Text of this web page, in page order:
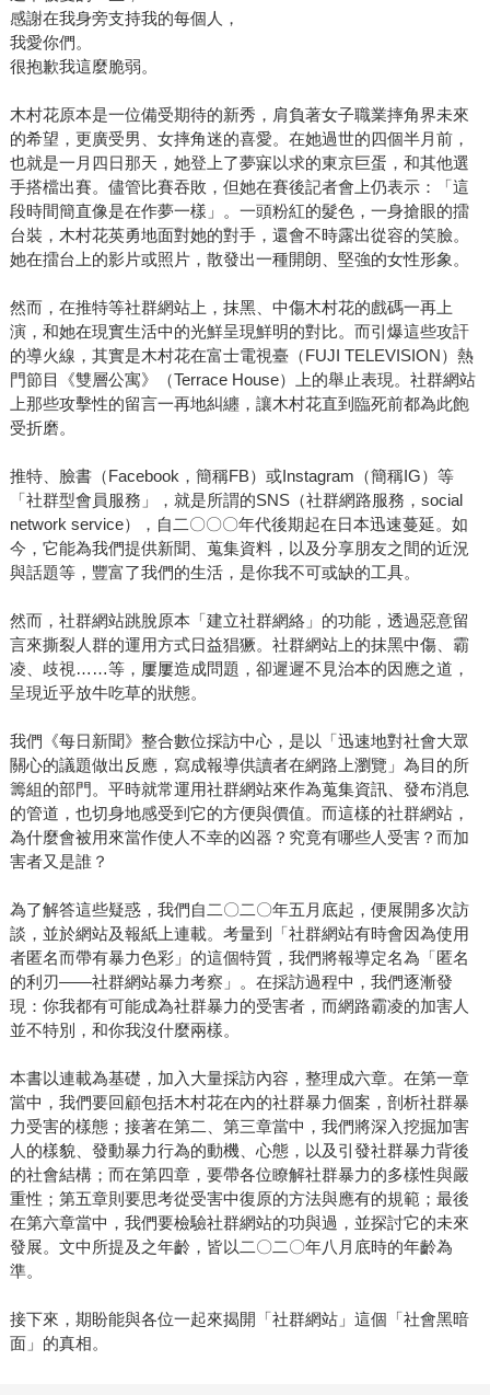
感謝在我身旁支持我的每個人，
我愛你們。
很抱歉我這麼脆弱。
木村花原本是一位備受期待的新秀，肩負著女子職業摔角界未來
的希望，更廣受男、女摔角迷的喜愛。在她過世的四個半月前，
也就是一月四日那天，她登上了夢寐以求的東京巨蛋，和其他選
手搭檔出賽。儘管比賽吞敗，但她在賽後記者會上仍表示：「這
段時間簡直像是在作夢一樣」。一頭粉紅的髮色，一身搶眼的擂
台裝，木村花英勇地面對她的對手，還會不時露出從容的笑臉。
她在擂台上的影片或照片，散發出一種開朗、堅強的女性形象。
然而，在推特等社群網站上，抹黑、中傷木村花的戲碼一再上
演，和她在現實生活中的光鮮呈現鮮明的對比。而引爆這些攻訐
的導火線，其實是木村花在富士電視臺（FUJI TELEVISION）熱
門節目《雙層公寓》（Terrace House）上的舉止表現。社群網站
上那些攻擊性的留言一再地糾纏，讓木村花直到臨死前都為此飽
受折磨。
推特、臉書（Facebook，簡稱FB）或Instagram（簡稱IG）等
「社群型會員服務」，就是所謂的SNS（社群網路服務，social
network service），自二〇〇〇年代後期起在日本迅速蔓延。如
今，它能為我們提供新聞、蒐集資料，以及分享朋友之間的近況
與話題等，豐富了我們的生活，是你我不可或缺的工具。
然而，社群網站跳脫原本「建立社群網絡」的功能，透過惡意留
言來撕裂人群的運用方式日益猖獗。社群網站上的抹黑中傷、霸
凌、歧視……等，屢屢造成問題，卻遲遲不見治本的因應之道，
呈現近乎放牛吃草的狀態。
我們《每日新聞》整合數位採訪中心，是以「迅速地對社會大眾
關心的議題做出反應，寫成報導供讀者在網路上瀏覽」為目的所
籌組的部門。平時就常運用社群網站來作為蒐集資訊、發布消息
的管道，也切身地感受到它的方便與價值。而這樣的社群網站，
為什麼會被用來當作使人不幸的凶器？究竟有哪些人受害？而加
害者又是誰？
為了解答這些疑惑，我們自二〇二〇年五月底起，便展開多次訪
談，並於網站及報紙上連載。考量到「社群網站有時會因為使用
者匿名而帶有暴力色彩」的這個特質，我們將報導定名為「匿名
的利刃——社群網站暴力考察」。在採訪過程中，我們逐漸發
現：你我都有可能成為社群暴力的受害者，而網路霸凌的加害人
並不特別，和你我沒什麼兩樣。
本書以連載為基礎，加入大量採訪內容，整理成六章。在第一章
當中，我們要回顧包括木村花在內的社群暴力個案，剖析社群暴
力受害的樣態；接著在第二、第三章當中，我們將深入挖掘加害
人的樣貌、發動暴力行為的動機、心態，以及引發社群暴力背後
的社會結構；而在第四章，要帶各位瞭解社群暴力的多樣性與嚴
重性；第五章則要思考從受害中復原的方法與應有的規範；最後
在第六章當中，我們要檢驗社群網站的功與過，並探討它的未來
發展。文中所提及之年齡，皆以二〇二〇年八月底時的年齡為
準。
接下來，期盼能與各位一起來揭開「社群網站」這個「社會黑暗
面」的真相。